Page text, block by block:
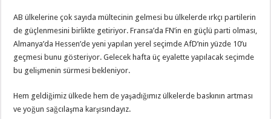
AB ülkelerine çok sayıda mültecinin gelmesi bu ülkelerde ırkçı partilerin
de güçlenmesini birlikte getiriyor. Fransa’da FN’in en güçlü parti olması,
Almanya’da Hessen’de yeni yapılan yerel seçimde AfD’nin yüzde 10’u
geçmesi bunu gösteriyor. Gelecek hafta üç eyalette yapılacak seçimde
bu gelişmenin sürmesi bekleniyor.
Hem geldiğimiz ülkede hem de yaşadığımız ülkelerde baskının artması
ve yoğun sağcılaşma karşısındayız.